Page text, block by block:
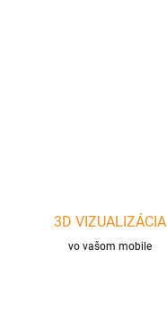
3D VIZUALIZÁCIA
vo vašom mobile